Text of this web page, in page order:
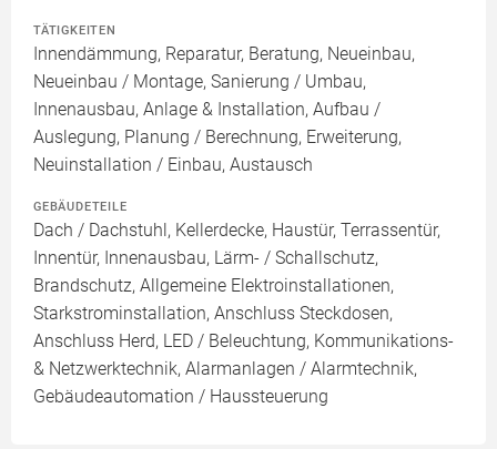
TÄTIGKEITEN
Innendämmung, Reparatur, Beratung, Neueinbau,
Neueinbau / Montage, Sanierung / Umbau,
Innenausbau, Anlage & Installation, Aufbau /
Auslegung, Planung / Berechnung, Erweiterung,
Neuinstallation / Einbau, Austausch
GEBÄUDETEILE
Dach / Dachstuhl, Kellerdecke, Haustür, Terrassentür,
Innentür, Innenausbau, Lärm- / Schallschutz,
Brandschutz, Allgemeine Elektroinstallationen,
Starkstrominstallation, Anschluss Steckdosen,
Anschluss Herd, LED / Beleuchtung, Kommunikations-
& Netzwerktechnik, Alarmanlagen / Alarmtechnik,
Gebäudeautomation / Haussteuerung